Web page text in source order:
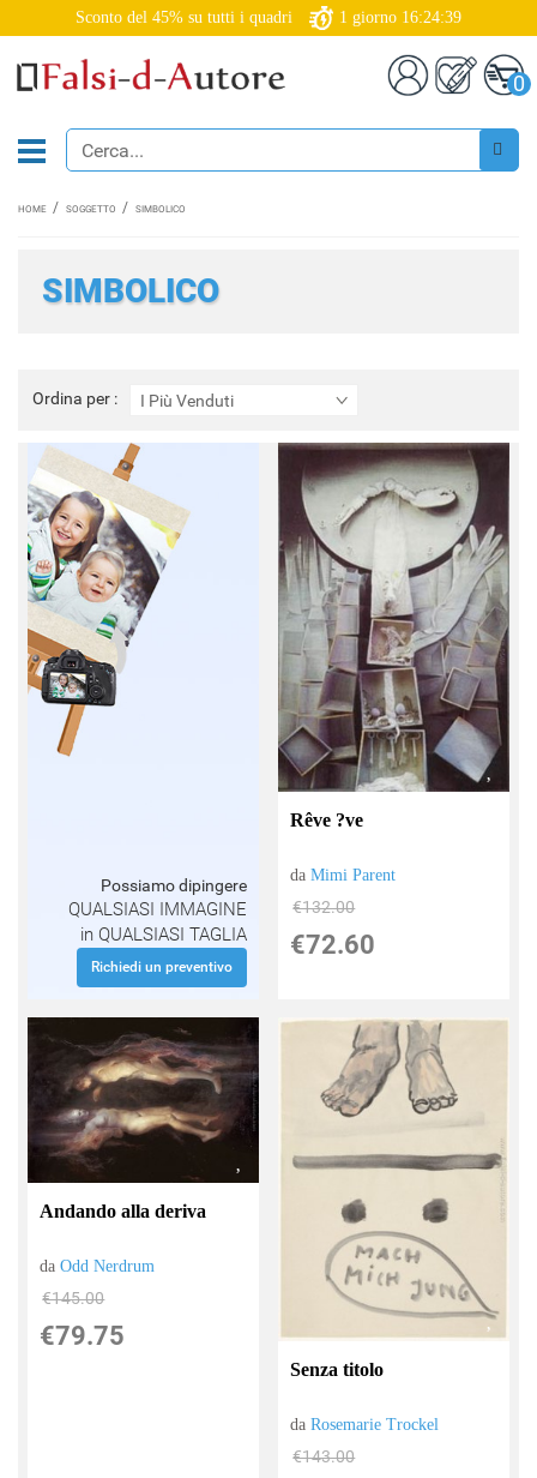
Sconto del 45% su tutti i quadri 1 giorno 16:24:37
0
HOME SOGGETTO SIMBOLICO
SIMBOLICO
Ordina per : I Più Venduti
Ordina
per
Possiamo dipingere
QUALSIASI IMMAGINE
in QUALSIASI TAGLIA
Richiedi un preventivo
Rêve ?ve
daMimi Parent
€132.00
€72.60
Andando alla deriva
daOdd Nerdrum
€145.00
€79.75
Senza titolo
daRosemarie Trockel
€143.00